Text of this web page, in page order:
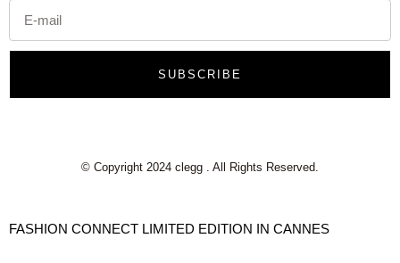
SUBSCRIBE
© Copyright 2024 clegg . All Rights Reserved.
FASHION CONNECT LIMITED EDITION IN CANNES